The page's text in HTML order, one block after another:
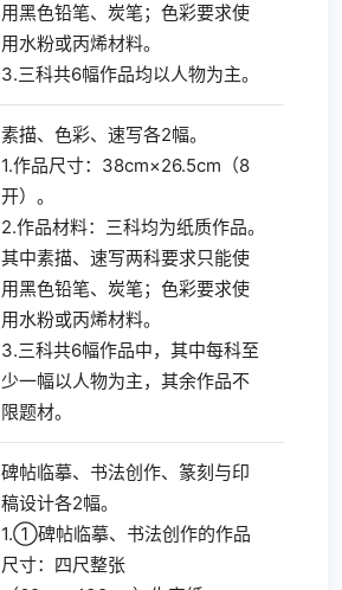
用黑色铅笔、炭笔；色彩要求使
用水粉或丙烯材料。
3.三科共6幅作品均以人物为主。
素描、色彩、速写各2幅。
1.作品尺寸：38cm×26.5cm（8
开）。
2.作品材料：三科均为纸质作品。
其中素描、速写两科要求只能使
用黑色铅笔、炭笔；色彩要求使
用水粉或丙烯材料。
3.三科共6幅作品中，其中每科至
少一幅以人物为主，其余作品不
限题材。
碑帖临摹、书法创作、篆刻与印
稿设计各2幅。
1.①碑帖临摹、书法创作的作品
尺寸：四尺整张